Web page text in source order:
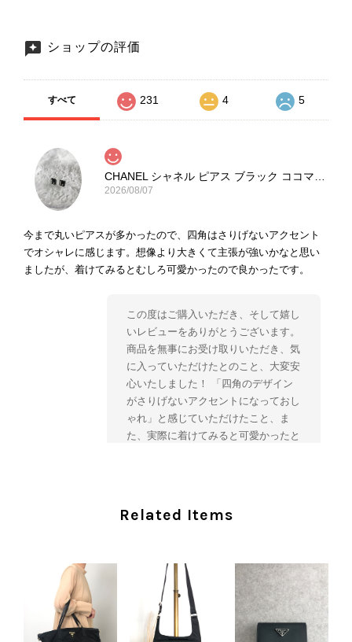
ショップの評価
すべて 231 4 5
CHANEL シャネル ピアス ブラック ココマーク ストーン vintage ヴィンテージ オールド yg33jb
2026/08/07
今まで丸いピアスが多かったので、四角はさりげないアクセント
でオシャレに感じます。想像より大きくて主張が強いかなと思い
ましたが、着けてみるとむしろ可愛かったので良かったです。
この度はご購入いただき、そして嬉し
いレビューをありがとうございます。
商品を無事にお受け取りいただき、気
に入っていただけたとのこと、大変安
心いたしました！ 「四角のデザイン
がさりげないアクセントになっておし
ゃれ」と感じていただけたこと、ま
た、実際に着けてみると可愛かったと
ご愛用いただけましたら幸いです。
談ください。 またご縁がございまし
たら、ぜひよろしくお願いいたしま
す。 VintageShop solo
Related Items